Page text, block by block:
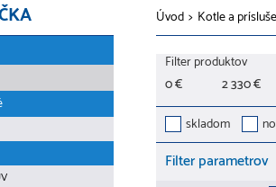
Služby
Predajne
Galéria
Úvod > Kotle a
Filter produktov
0 €
2 330 €
skladom
Filter parametrov